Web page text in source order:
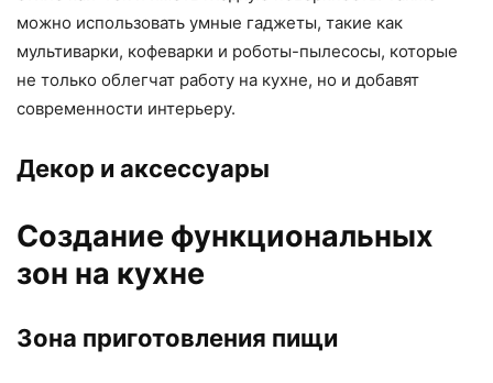
можно использовать умные гаджеты, такие как
мультиварки, кофеварки и роботы-пылесосы, которые
не только облегчат работу на кухне, но и добавят
современности интерьеру.
Декор и аксессуары
Создание функциональных
зон на кухне
Зона приготовления пищи